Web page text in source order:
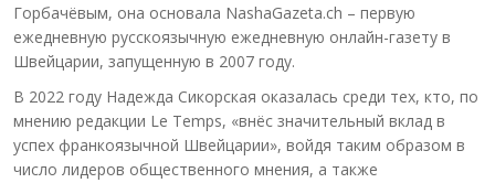
Горбачёвым, она основала NashaGazeta.ch – первую
ежедневную русскоязычную ежедневную онлайн-газету в
Швейцарии, запущенную в 2007 году.
В 2022 году Надежда Сикорская оказалась среди тех, кто, по
мнению редакции Le Temps, «внёс значительный вклад в
успех франкоязычной Швейцарии», войдя таким образом в
число лидеров общественного мнения, а также